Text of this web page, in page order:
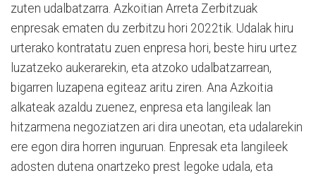
zuten udalbatzarra. Azkoitian Arreta Zerbitzuak
enpresak ematen du zerbitzu hori 2022tik. Udalak hiru
urterako kontratatu zuen enpresa hori, beste hiru urtez
luzatzeko aukerarekin, eta atzoko udalbatzarrean,
bigarren luzapena egiteaz aritu ziren. Ana Azkoitia
alkateak azaldu zuenez, enpresa eta langileak lan
hitzarmena negoziatzen ari dira uneotan, eta udalarekin
ere egon dira horren inguruan. Enpresak eta langileek
adosten dutena onartzeko prest legoke udala, eta